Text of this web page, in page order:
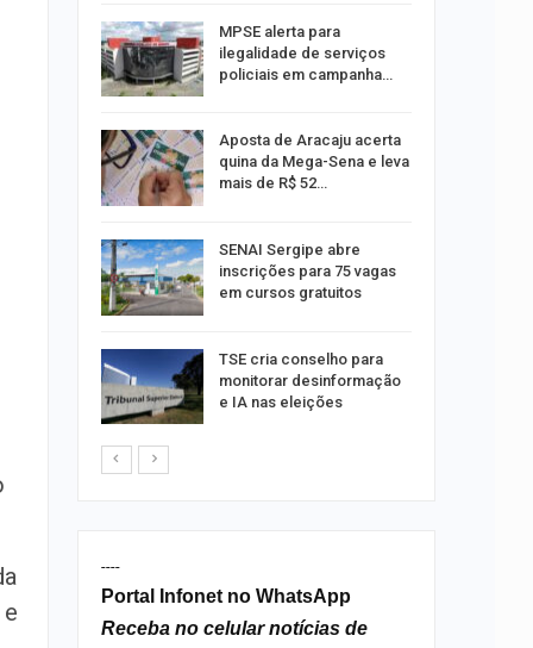
MPSE alerta para
ilegalidade de serviços
policiais em campanha…
Aposta de Aracaju acerta
quina da Mega-Sena e leva
mais de R$ 52…
SENAI Sergipe abre
inscrições para 75 vagas
em cursos gratuitos
TSE cria conselho para
monitorar desinformação
e IA nas eleições
----
Portal Infonet no WhatsApp
Receba no celular notícias de